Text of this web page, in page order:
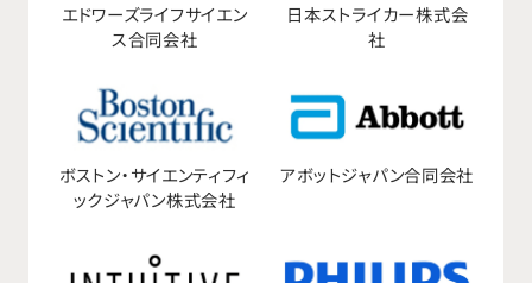
エドワーズライフサイエン
ス合同会社
日本ストライカー株式会
社
ボストン・サイエンティフィ
ックジャパン株式会社
アボットジャパン合同会社